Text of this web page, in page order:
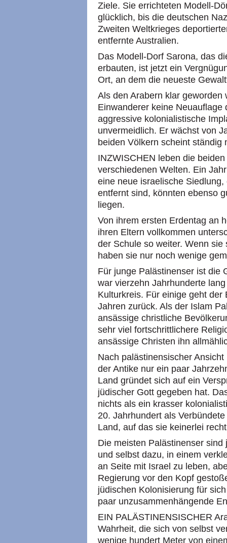
Ziele. Sie errichteten Modell-
glücklich, bis die deutschen
Zweiten Weltkrieges
entfernte Australien.
Das Modell-Dorf Sarona, das
erbauten, ist jetzt ein
Ort, an dem die neueste
Als den Arabern klar
Einwanderer keine Neuauflage
aggressive kolonialistische
unvermeidlich. Er wächst von
beiden Völkern scheint ständig
INZWISCHEN leben die
verschiedenen Welten. Ein
eine neue israelische
entfernt sind, könnten ebenso
liegen.
Von ihrem ersten Erdentag an
ihren Eltern vollkommen
der Schule so weiter. Wenn
haben sie nur noch wenige
Für junge Palästinenser ist die
war vierzehn Jahrhunderte
Kulturkreis. Für einige geht der
Jahren zurück. Als der Islam
ansässige christliche
sehr viel fortschrittlichere
ansässige Christen ihn
Nach palästinensischer
der Antike nur ein paar
Land gründet sich auf ein
jüdischer Gott gegeben hat.
nichts als ein krasser
20. Jahrhundert als
Land, auf das sie keinerlei
Die meisten Palästinenser
und selbst dazu, in einem
an Seite mit Israel zu leben,
Regierung vor den Kopf
jüdischen Kolonisierung für
paar unzusammenhängende
EIN PALÄSTINENSISCHER
Wahrheit, die sich von selbst
wenige hundert Meter von